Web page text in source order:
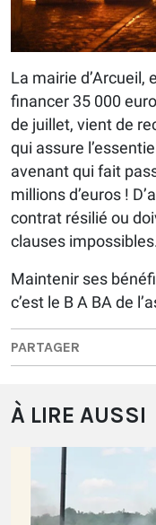
La mairie d’Arcueil,
financer 35 000
de juillet, vient de
qui assure
avenant qui fait
millions d’euros !
contrat résilié ou
clauses
Maintenir ses
c’est le B A BA de
PARTAGER
À LIRE AUSSI